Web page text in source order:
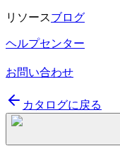
リソースブログ
ヘルプセンター
お問い合わせ
カタログに戻る